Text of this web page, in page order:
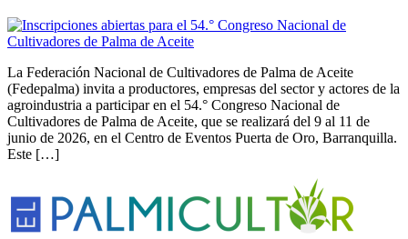
La Federación Nacional de Cultivadores de Palma de Aceite
(Fedepalma) invita a productores, empresas del sector y actores de la
agroindustria a participar en el 54.° Congreso Nacional de
Cultivadores de Palma de Aceite, que se realizará del 9 al 11 de
junio de 2026, en el Centro de Eventos Puerta de Oro, Barranquilla.
Este […]